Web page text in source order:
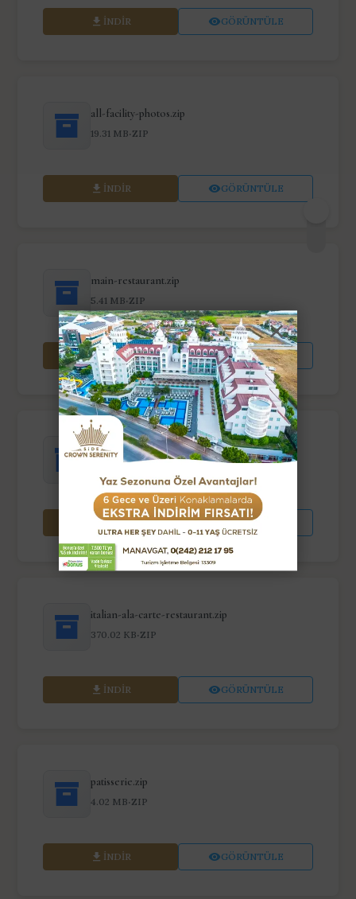
İNDIR GÖRÜNTÜLE
all-facility-photos.zip
19.31 MB· ZIP
İNDIR GÖRÜNTÜLE
main-restaurant.zip
5.41 MB· ZIP
İNDIR GÖRÜNTÜLE
ottoman-ala-carte-restaurant.zip
İNDIR GÖRÜNTÜLE
italian-ala-carte-restaurant.zip
370.02 KB· ZIP
İNDIR GÖRÜNTÜLE
patisserie.zip
4.02 MB· ZIP
İNDIR GÖRÜNTÜLE